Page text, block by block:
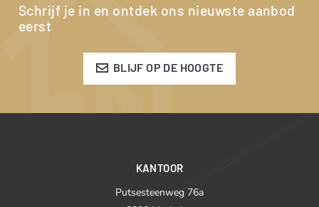
Schrijf je in en ontdek ons nieuwste aanbod
eerst
BLIJF OP DE HOOGTE
KANTOOR
Putsesteenweg 76a